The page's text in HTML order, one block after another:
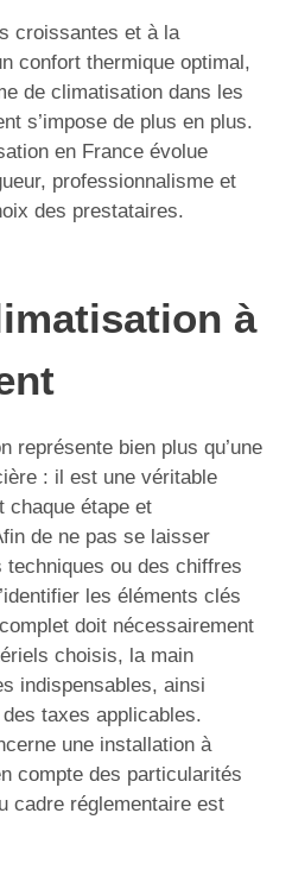
croissantes et à la
confort thermique optimal,
de climatisation dans les
s’impose de plus en plus.
en France évolue
professionnalisme et
des prestataires.
à
représente bien plus qu’une
: il est une véritable
chaque étape et
de ne pas se laisser
ou des chiffres
les éléments clés
doit nécessairement
choisis, la main
indispensables, ainsi
taxes applicables.
une installation à
compte des particularités
cadre réglementaire est